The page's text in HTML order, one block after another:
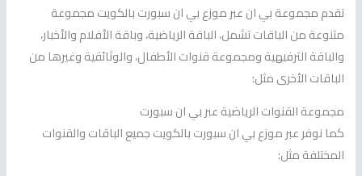
تقدم مجموعة بي ان عبر موزع بي ان سبورت بالكويت مجموعة
متنوعة من الباقات تشمل، الباقة الرياضية، وباقة الأفلام والأخبار،
والباقة الترفيهية ومجموعة قنوات الأطفال، والوثائقية وغيرها من
الباقات الأخرى مثل:
مجموعة القنوات الرياضية عبر بي ان سبورت
كما نوفر عبر موزع بي ان سبورت بالكويت جميع الباقات والقنوات
المختلفة مثل: